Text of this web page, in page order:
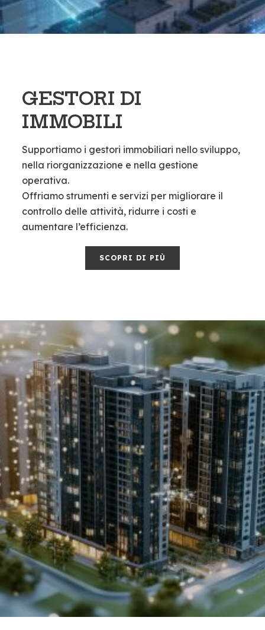
GESTORI DI
IMMOBILI
Supportiamo i gestori immobiliari nello sviluppo,
nella riorganizzazione e nella gestione
operativa.
Offriamo strumenti e servizi per migliorare il
controllo delle attività, ridurre i costi e
aumentare l’efficienza.
SCOPRI DI PIÙ